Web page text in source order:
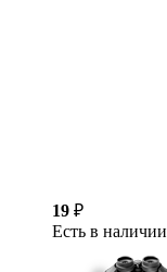
19 ₽
Есть в наличии